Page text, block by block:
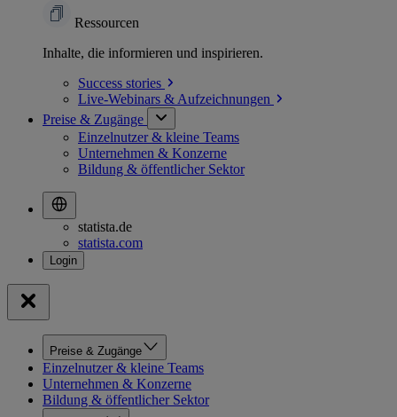
Ressourcen
Inhalte, die informieren und inspirieren.
Success stories
Live-Webinars & Aufzeichnungen
Preise & Zugänge
Einzelnutzer & kleine Teams
Unternehmen & Konzerne
Bildung & öffentlicher Sektor
statista.de
statista.com
Preise & Zugänge
Einzelnutzer & kleine Teams
Unternehmen & Konzerne
Bildung & öffentlicher Sektor